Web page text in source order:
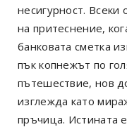
несигурност. Всеки
на притеснение,
банковата сметка
пък копнежът по
пътешествие, нов
изглежда като
пръчица. Истината